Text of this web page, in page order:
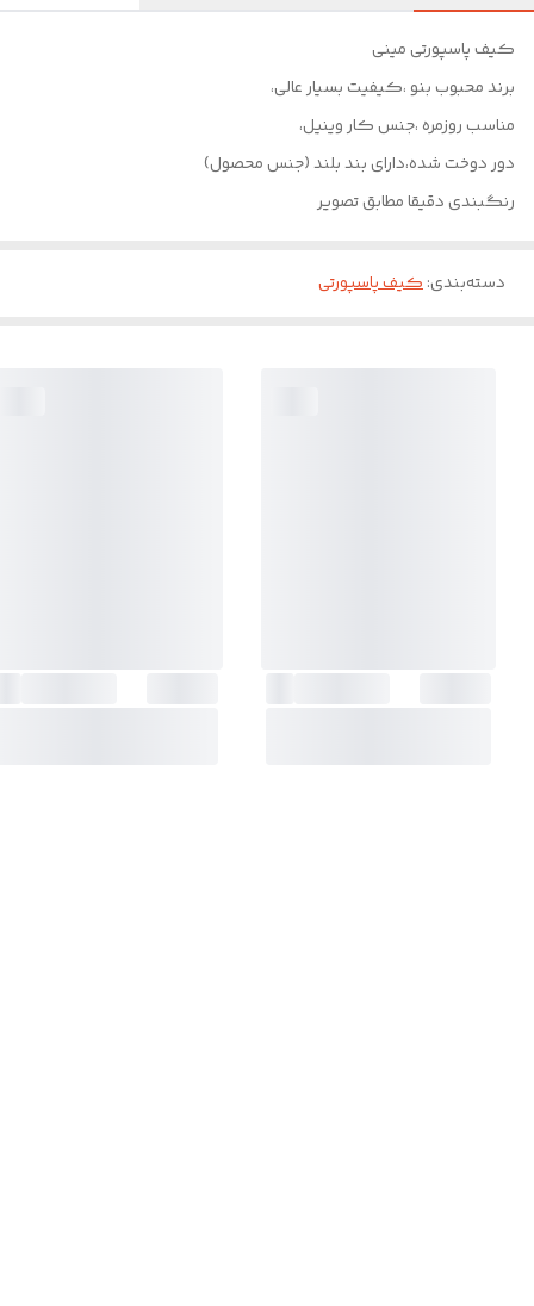
کیف پاسپورتی مینی
برند محبوب بنو ،کیفیت بسیار عالی،
مناسب روزمره ،جنس کار وینیل،
دور دوخت شده،دارای بند بلند (جنس محصول)
رنگبندی دقیقا مطابق تصویر
دسته‌بندی:کیف پاسپورتی